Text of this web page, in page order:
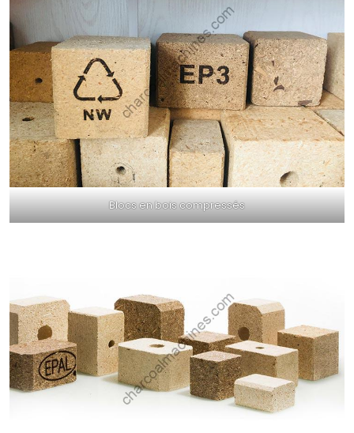
Blocs en bois compressés